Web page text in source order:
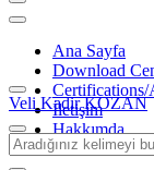
Ana Sayfa
Download
Certifications/
İletişim
Hakkımda
Veli Kadir KOZAN